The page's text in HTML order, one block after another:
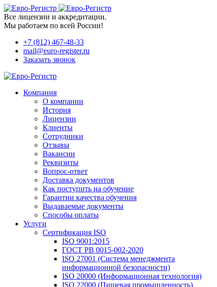
Все лицензии и аккредитации.
Мы работаем по всей России!
+7 (812) 467-48-33
mail@euro-register.ru
Заказать звонок
Компания
О компании
История
Лицензии
Клиенты
Сотрудники
Отзывы
Вакансии
Реквизиты
Вопрос-ответ
Доставка документов
Как поступить на обучение
Гарантии качества обучения
Выдаваемые документы
Способы оплаты
Услуги
Сертификация ISO
ISO 9001:2015
ГОСТ РВ 0015-002-2020
ISO 27001 (Система менеджмента
информационной безопасности)
ISO 20000 (Информационная технология)
ISO 22000 (Пищевая промышленность)